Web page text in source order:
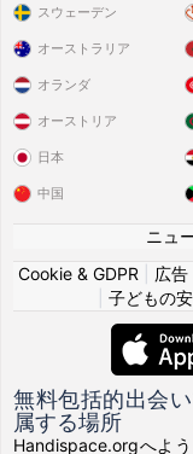
スウェーデン
オーストラリア
オランダ
オーストリア
日本
中国
ニュ
Cookie & GDPR
広告
子どもの
無料包括的出会
属する場所
Handispace.orgへよ